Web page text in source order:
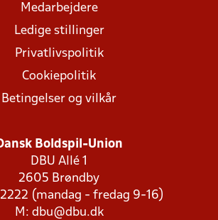
Medarbejdere
Ledige stillinger
Privatlivspolitik
Cookiepolitik
Betingelser og vilkår
Boldspil-Union
DBU Allé 1
2605 Brøndby
2222 (mandag - fredag 9-16)
M: dbu@dbu.dk